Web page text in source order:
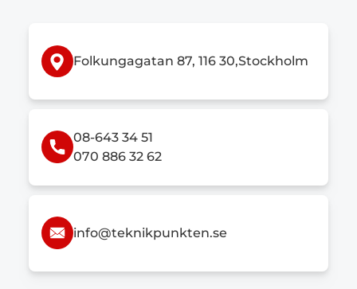
Folkungagatan 87, 116 30,Stockholm
08-643 34 51
070 886 32 62
info@teknikpunkten.se